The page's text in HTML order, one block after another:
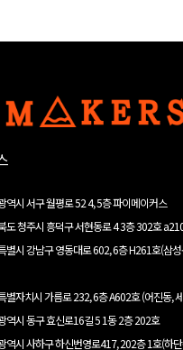
역시 서구 월평로 52 4, 5층 파이메이커스
도 청주시 흥덕구 서현동로 4 3층 302호
별시 강남구 영동대로 602, 6층 H261호(삼
별자치시 가름로 232, 6층 A602호 (어진동,
역시 동구 효신로16길 5 1동 2층 202호
역시 사하구 하신번영로417, 202층 1호(하